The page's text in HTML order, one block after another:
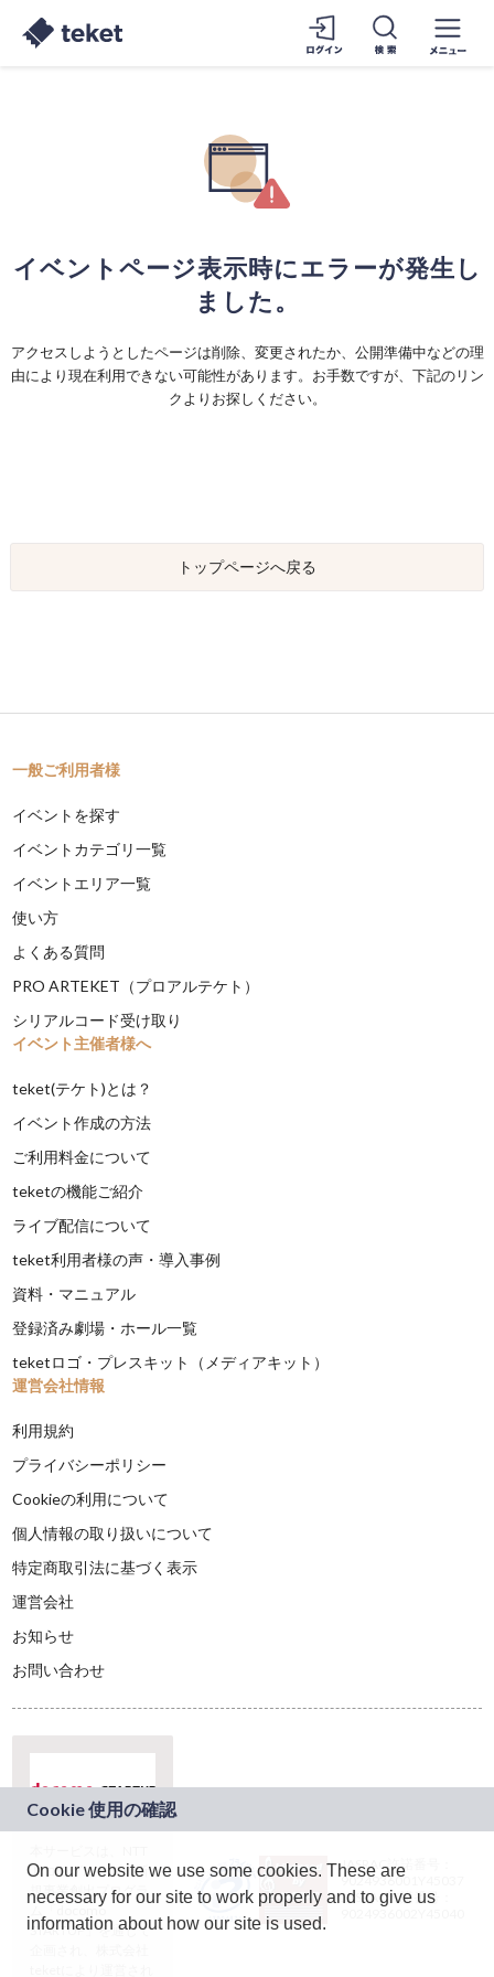
イベントページ表示時にエラーが発生し
ました。
アクセスしようとしたページは削除、変更されたか、公開準備中などの理
由により現在利用できない可能性があります。お手数ですが、下記のリン
クよりお探しください。
トップページへ戻る
一般ご利用者様
イベントを探す
イベントカテゴリ一覧
イベントエリア一覧
使い方
よくある質問
PRO ARTEKET（プロアルテケト）
シリアルコード受け取り
イベント主催者様へ
teket(テケト)とは？
イベント作成の方法
ご利用料金について
teketの機能ご紹介
ライブ配信について
teket利用者様の声・導入事例
資料・マニュアル
登録済み劇場・ホール一覧
teketロゴ・プレスキット（メディアキット）
運営会社情報
利用規約
プライバシーポリシー
Cookieの利用について
個人情報の取り扱いについて
特定商取引法に基づく表示
運営会社
お知らせ
お問い合わせ
ドコモグループの新
規事業創出プログラ
ム「docomo
STARTUP」を通じて
JASRAC許諾番号：
9024936001Y45037
JASRAC許諾番号：
On our website we use some cookies. These are
necessary for our site to work properly and to give us
information about how our site is used.